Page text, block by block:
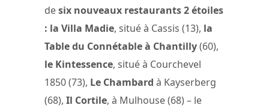
desix nouveaux restaurants 2 étoiles
: la Villa Madie, situé à Cassis (13), la
Table du Connétable à Chantilly(60),
le Kintessence, situé à Courchevel
1850 (73), Le Chambard à Kayserberg
(68), Il Cortile, à Mulhouse (68) – le